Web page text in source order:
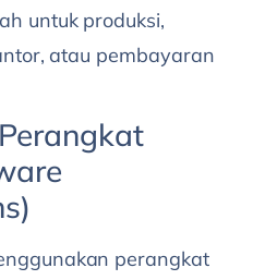
untuk produksi,
atau pembayaran
perangkat